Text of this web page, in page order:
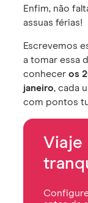
Enfim, não
assuas férias!
Escrevemos
a tomar essa
conheceros
janeiro, cada
com pontos
Viaje